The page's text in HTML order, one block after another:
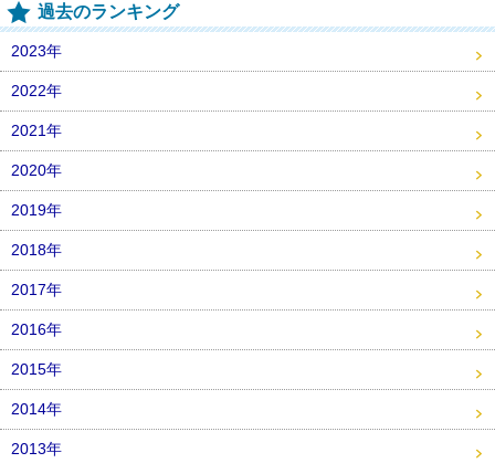
過去のランキング
2023年
2022年
2021年
2020年
2019年
2018年
2017年
2016年
2015年
2014年
2013年